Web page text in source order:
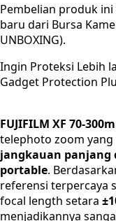
Pembelian produk
baru dari Bursa
UNBOXING).
Ingin Proteksi Lebih
Gadget Protection
FUJIFILM XF 70-
telephoto zoom
jangkauan panjang
portable.
referensi terpercaya
focal length setara
menjadikannya